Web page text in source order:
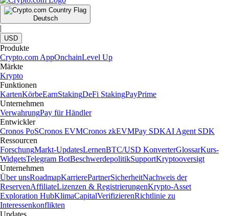
Deutsch
|
USD
Produkte
Crypto.com AppOnchainLevel Up
Märkte
Krypto
Funktionen
KartenKörbeEarnStakingDeFi StakingPayPrime
Unternehmen
VerwahrungPay für Händler
Entwickler
Cronos PoSCronos EVMCronos zkEVMPay SDKAI Agent SDK
Ressourcen
ForschungMarkt-UpdatesLernenBTC/USD KonverterGlossarKurs-
WidgetsTelegram BotBeschwerdepolitikSupportKryptooversigt
Unternehmen
Über unsRoadmapKarrierePartnerSicherheitNachweis der
ReservenAffiliateLizenzen & RegistrierungenKrypto-Asset
Exploration HubKlimaCapitalVerifizierenRichtlinie zu
Interessenkonflikten
Updates